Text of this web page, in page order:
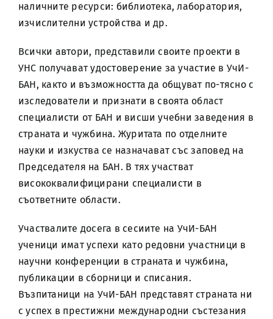
наличните ресурси: библиотека, лаборатория,
изчислителни устройства и др.
Всички автори, представили своите проекти в
УНС получават удостоверение за участие в УчИ-
БАН, както и възможността да общуват по-тясно с
изследователи и признати в своята област
специалисти от БАН и висши учебни заведения в
страната и чужбина. Журитата по отделните
науки и изкуства се назначават със заповед на
Председателя на БАН. В тях участват
висококвалифицирани специалисти в
съответните области.
Участвалите досега в сесиите на УчИ-БАН
ученици имат успехи като редовни участници в
научни конференции в страната и чужбина,
публикации в сборници и списания.
Възпитаници на УчИ-БАН представят страната ни
с успех в престижни международни състезания